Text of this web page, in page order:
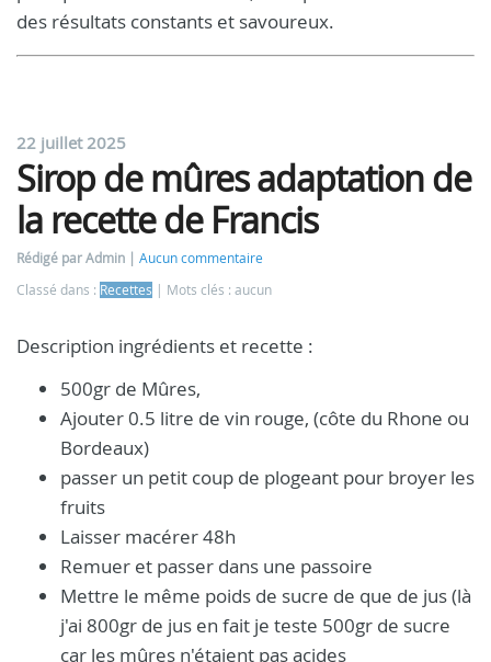
des résultats constants et savoureux.
22 juillet 2025
Sirop de mûres adaptation de
la recette de Francis
Rédigé par Admin
Aucun commentaire
Classé dans : Recettes Mots clés : aucun
Description ingrédients et recette :
500gr de Mûres,
Ajouter 0.5 litre de vin rouge, (côte du Rhone ou
Bordeaux)
passer un petit coup de plogeant pour broyer les
fruits
Laisser macérer 48h
Remuer et passer dans une passoire
Mettre le même poids de sucre de que de jus (là
j'ai 800gr de jus en fait je teste 500gr de sucre
car les mûres n'étaient pas acides